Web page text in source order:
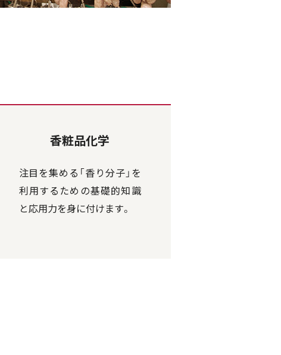
香粧品化学
注目を集める「香り分子」を
利用するための基礎的知識
と応用力を身に付けます。